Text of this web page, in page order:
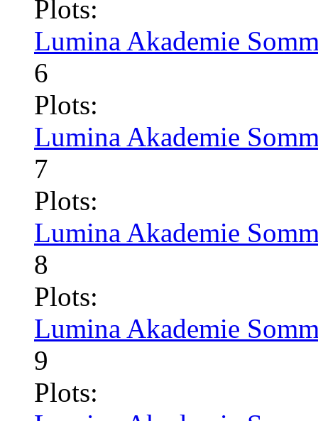
Plots:
Lumina Akademie
6
Plots:
Lumina Akademie
7
Plots:
Lumina Akademie
8
Plots:
Lumina Akademie
9
Plots: